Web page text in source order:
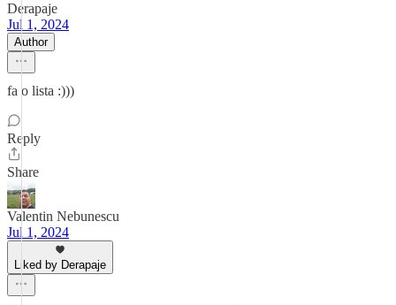
Derapaje
Jul 1, 2024
Author
fa o lista :)))
Reply
Share
Valentin Nebunescu
Jul 1, 2024
Liked by Derapaje